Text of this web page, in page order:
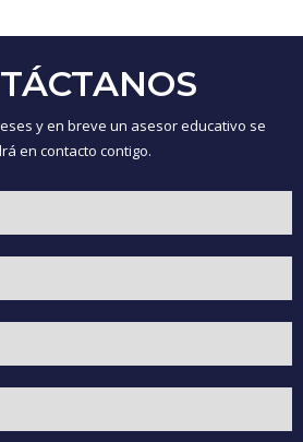
y en breve un asesor educativo se
en contacto contigo.